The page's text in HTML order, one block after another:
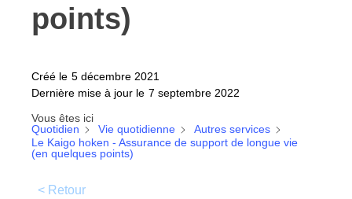
points)
Créé le 5 décembre 2021
Dernière mise à jour le 7 septembre 2022
Vous êtes ici
Quotidien
Vie quotidienne
Autres services
Le Kaigo hoken - Assurance de support de longue vie
(en quelques points)
< Retour